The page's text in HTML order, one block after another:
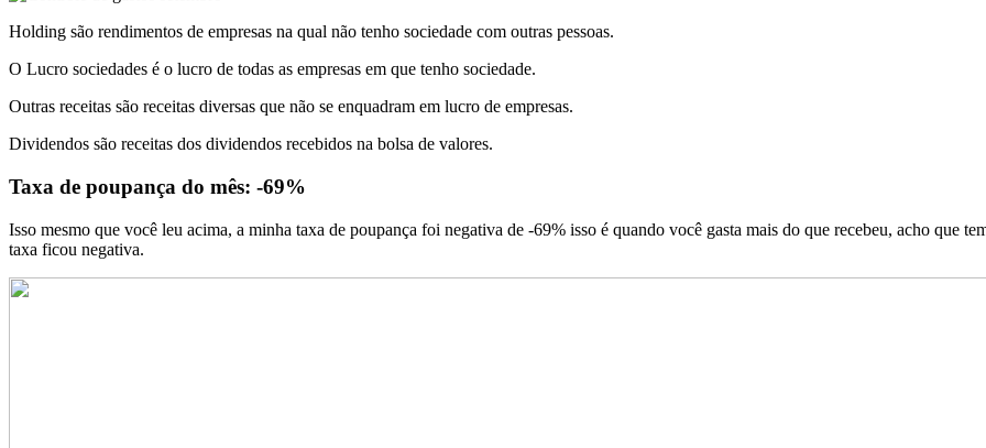
Holding são rendimentos de empresas na qual não tenho sociedade com outras pessoas.
O Lucro sociedades é o lucro de todas as empresas em que tenho sociedade.
Outras receitas são receitas diversas que não se enquadram em lucro de empresas.
Dividendos são receitas dos dividendos recebidos na bolsa de valores.
Taxa de poupança do mês: -69%
Isso mesmo que você leu acima, a minha taxa de poupança foi negativa de -69% isso é quando você gasta mais do que recebeu, acho que
taxa ficou negativa.